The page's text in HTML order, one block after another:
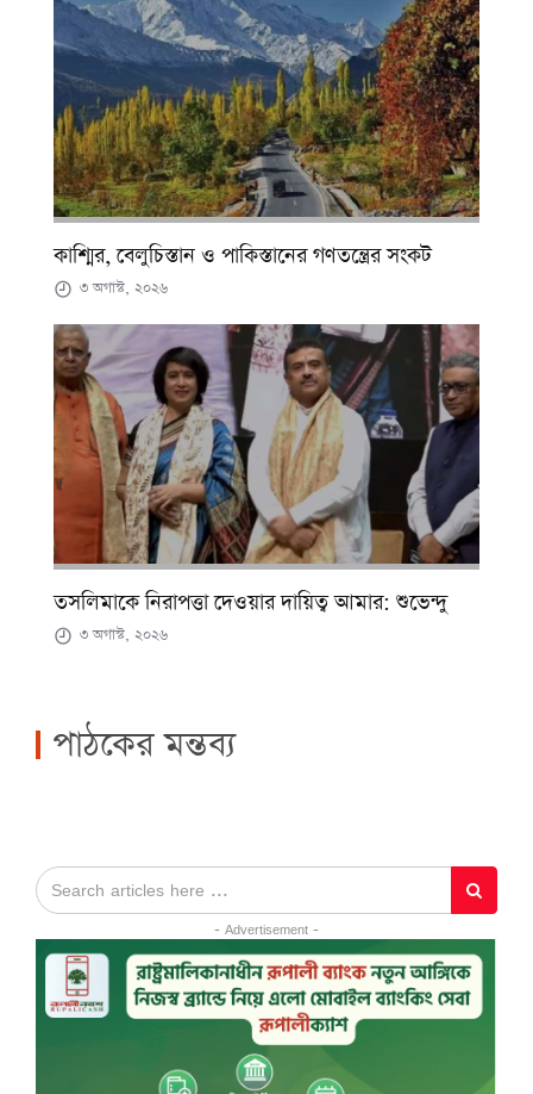
কাশ্মির, বেলুচিস্তান ও পাকিস্তানের গণতন্ত্রের সংকট
৩ অগাস্ট, ২০২৬
তসলিমাকে নিরাপত্তা দেওয়ার দায়িত্ব আমার: শুভেন্দু
৩ অগাস্ট, ২০২৬
পাঠকের মন্তব্য
- Advertisement -